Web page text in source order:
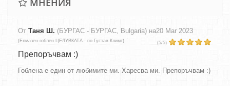
МНЕНИЯ
От Таня Ш. (БУРГАС - БУРГАС, Bulgaria) на20 Mar 2023
(Елмазен гоблен ЦЕЛУВКАТА - по Густав Климт) : (5/5)
Препоръчвам :)
Гоблена е един от любимите ми. Харесва ми. Препоръчвам :)